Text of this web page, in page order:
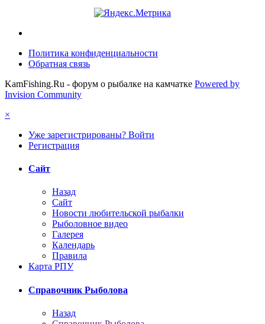
Политика конфиденциальности
Обратная связь
KamFishing.Ru - форум о рыбалке на камчатке Powered by
Invision Community
×
Уже зарегистрированы? Войти
Регистрация
Сайт
Назад
Сайт
Новости любительской рыбалки
Рыболовное видео
Галерея
Календарь
Правила
Карта РПУ
Справочник Рыболова
Назад